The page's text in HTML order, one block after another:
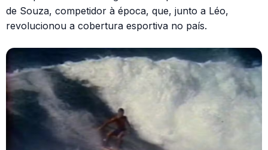
de Souza, competidor à época, que, junto a Léo,
revolucionou a cobertura esportiva no país.